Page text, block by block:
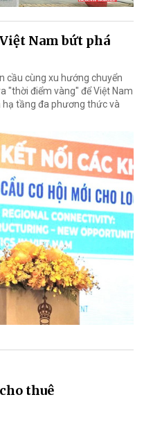
Nam bứt phá
cầu cùng xu hướng chuyển
"thời điểm vàng" để Việt Nam
hạ tầng đa phương thức và
thuê